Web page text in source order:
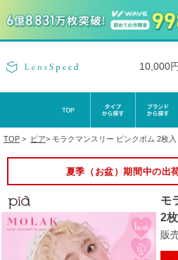
10,000
TOP > ピア> モラクマンスリー ピンクボム 2枚入
夏季（お盆）期間中の出
モ
2
販